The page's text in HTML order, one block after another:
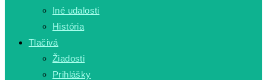
Iné udalosti
História
Tlačivá
Žiadosti
Prihlášky